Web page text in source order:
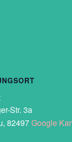
Str. 3a
, 82497Google